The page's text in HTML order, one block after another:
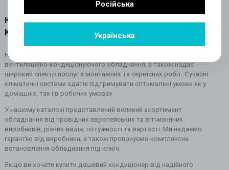
Російська
Українська
Купити кондиціонер в інтернет-магазині
Klimainvest з гарантією від виробника
Наша компанія вже багато років успішно займається продажем
вентиляційно-кондиціонуючого обладнання, а також надає
широкий спектр послуг з монтажних та сервісних робіт. Сучасні
кліматичні системи здатні підтримувати оптимальні умови як у
домашніх, так і в робочих умовах.
У нашому каталозі представлений великий асортимент
обладнання від провідних європейських та вітчизняних
виробників, різних видів, потужності та вартості. Ми надаємо
гарантію від виробника, а також пропонуємо комплексне
встановлення обладнання під ключ.
Якщо ви хочете купити дешевий кондиціонер від надійного